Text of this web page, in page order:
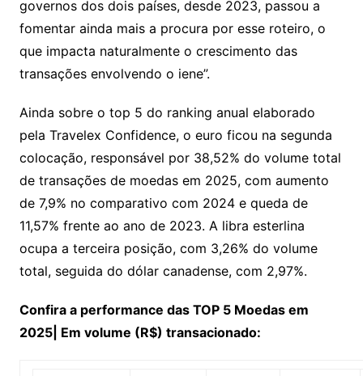
governos dos dois países, desde 2023, passou a
fomentar ainda mais a procura por esse roteiro, o
que impacta naturalmente o crescimento das
transações envolvendo o iene”.
Ainda sobre o top 5 do ranking anual elaborado
pela Travelex Confidence, o euro ficou na segunda
colocação, responsável por 38,52% do volume total
de transações de moedas em 2025, com aumento
de 7,9% no comparativo com 2024 e queda de
11,57% frente ao ano de 2023. A libra esterlina
ocupa a terceira posição, com 3,26% do volume
total, seguida do dólar canadense, com 2,97%.
Confira a performance das TOP 5 Moedas em
2025| Em volume (R$) transacionado: